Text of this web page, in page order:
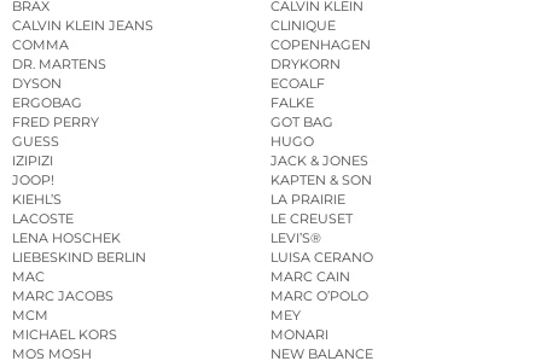
BRAX
CALVIN KLEIN
CALVIN KLEIN JEANS
CLINIQUE
COMMA
COPENHAGEN
DR. MARTENS
DRYKORN
DYSON
ECOALF
ERGOBAG
FALKE
FRED PERRY
GOT BAG
GUESS
HUGO
IZIPIZI
JACK & JONES
JOOP!
KAPTEN & SON
KIEHL’S
LA PRAIRIE
LACOSTE
LE CREUSET
LENA HOSCHEK
LEVI’S®
LIEBESKIND BERLIN
LUISA CERANO
MAC
MARC CAIN
MARC JACOBS
MARC O’POLO
MCM
MEY
MICHAEL KORS
MONARI
MOS MOSH
NEW BALANCE